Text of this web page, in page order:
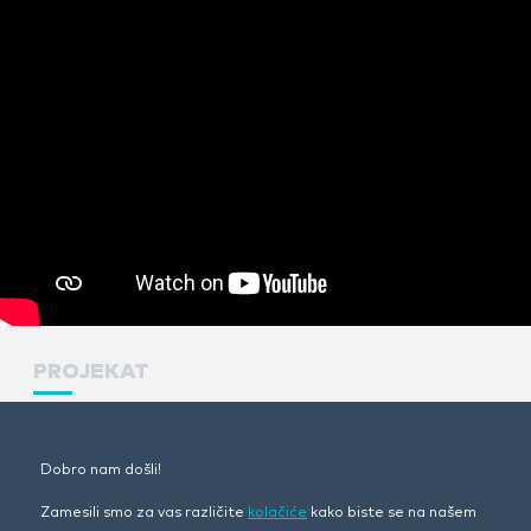
PROJEKAT
KLIJENT
Dobro nam došli!
Zamesili smo za vas različite kolačiće kako biste se na našem